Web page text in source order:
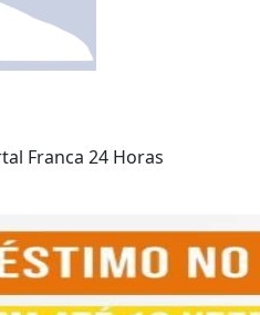
Franca 24 Horas